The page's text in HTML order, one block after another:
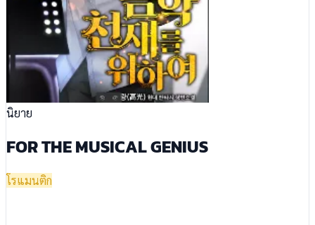
นิยาย
FOR THE MUSICAL GENIUS
โรแมนติก